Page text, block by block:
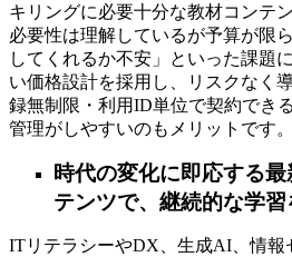
キリングに必要十分な教材コンテ
必要性は理解しているが予算が限
してくれるか不安」といった課題
い価格設計を採用し、リスクなく
録無制限・利用ID単位で契約でき
管理がしやすいのもメリットです。
時代の変化に即応する
テンツで、継続的な学習
ITリテラシーやDX、生成AI、情報